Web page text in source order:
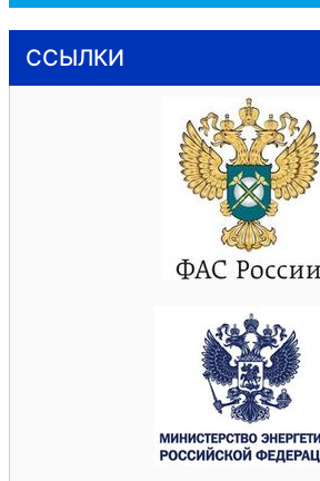
ССЫЛКИ